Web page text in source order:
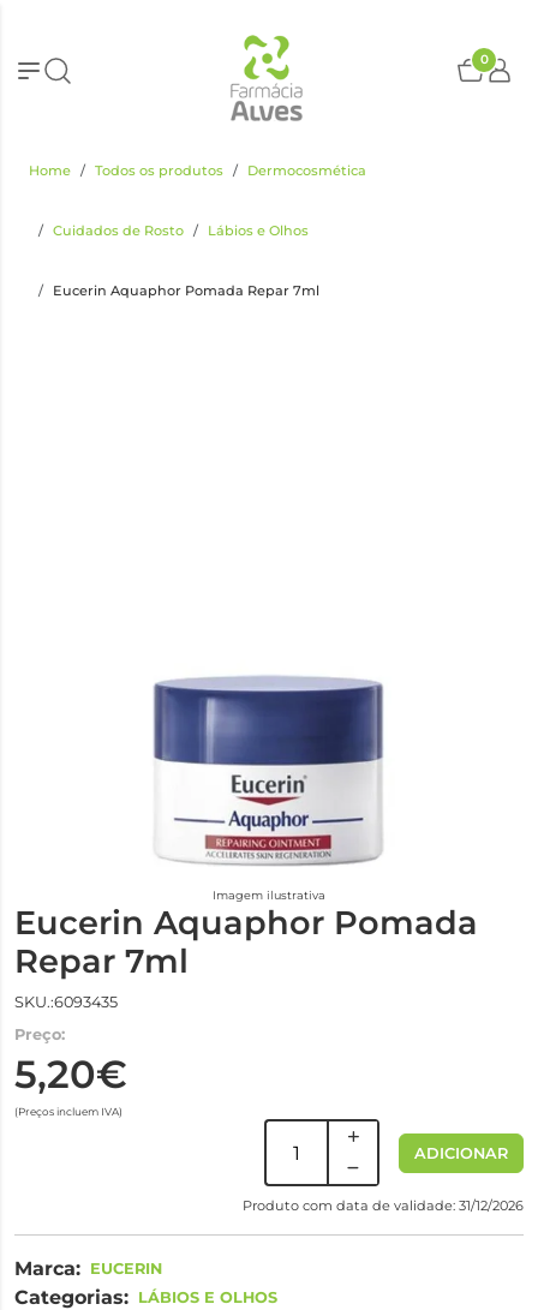
0
Home Todos os produtos Dermocosmética
Cuidados de Rosto Lábios e Olhos
Eucerin Aquaphor Pomada Repar 7ml
Imagem ilustrativa
Eucerin Aquaphor Pomada
Repar 7ml
SKU.:6093435
Preço:
5,20€
(Preços incluem IVA)
ADICIONAR
Produto com data de validade: 31/12/2026
Marca: EUCERIN
Categorias: LÁBIOS E OLHOS